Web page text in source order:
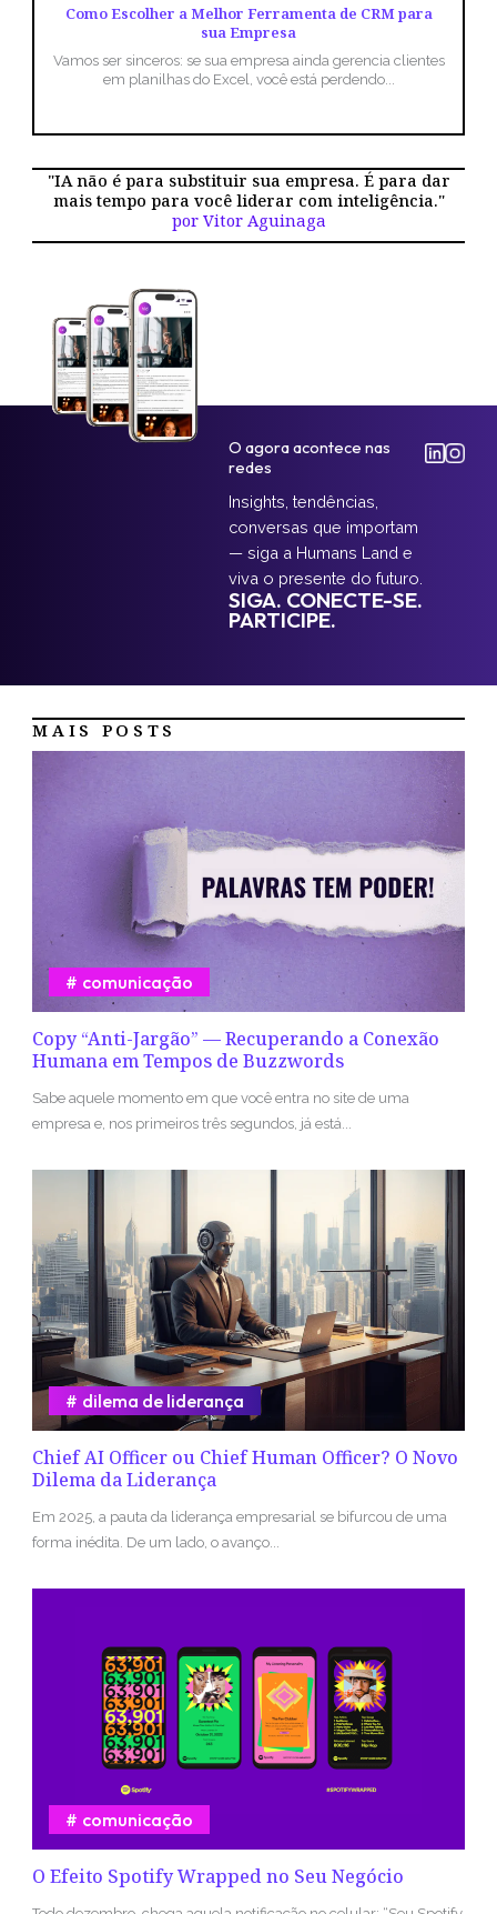
Como Escolher a Melhor Ferramenta de CRM para
sua Empresa
Vamos ser sinceros: se sua empresa ainda gerencia clientes
em planilhas do Excel, você está perdendo...
"IA não é para substituir sua empresa. É para dar
mais tempo para você liderar com inteligência."
por Vitor Aguinaga
O agora acontece nas
redes
Insights, tendências,
conversas que importam
— siga a Humans Land e
viva o presente do futuro.
SIGA. CONECTE-SE.
PARTICIPE.
MAIS POSTS
Copy “Anti-Jargão” — Recuperando a Conexão
Humana em Tempos de Buzzwords
comunicação
Sabe aquele momento em que você entra no site de uma
empresa e, nos primeiros três segundos, já está...
Chief AI Officer ou Chief Human Officer? O Novo
Dilema da Liderança
dilema de liderança
Em 2025, a pauta da liderança empresarial se bifurcou de uma
forma inédita. De um lado, o avanço...
O Efeito Spotify Wrapped no Seu Negócio
comunicação